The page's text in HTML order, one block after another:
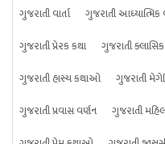
ગુજરાતી વાર્તા ગુજરાતી આધ્યાત્મિક
ગુજરાતી પ્રેરક કથા
ગુજરાતી
ગુજરાતી હાસ્ય કથાઓ
ગુજરાતી
ગુજરાતી પ્રવાસ વર્ણન
ગુજરાતી